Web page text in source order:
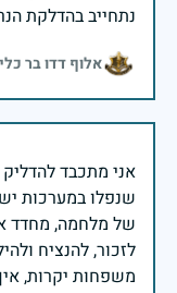
נתחייב בהדלקת
אלוף דדו בר
אני מתכבד להדליק
שנפלו במערכות
של מלחמה, מחדד
משפחות יקרות,